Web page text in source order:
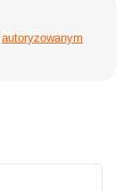
autoryzowanym